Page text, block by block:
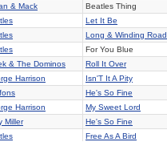
& Mack Beatles Thing
Let It Be
Long & Winding Road
For You Blue
& The Dominos Roll It Over
Harrison Isn'T It A Pity
He's So Fine
Harrison My Sweet Lord
Miller He's So Fine
Free As A Bird